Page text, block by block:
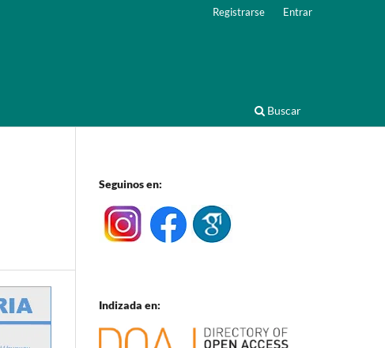
Buscar
Registrarse Entrar
Seguinos en:
Indizada en: